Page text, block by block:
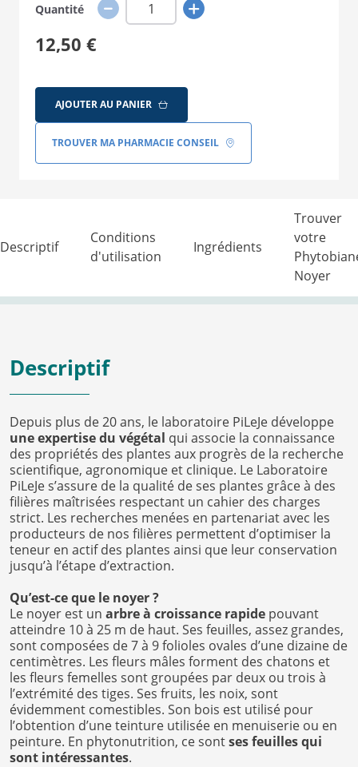
Quantité
12,50 €
AJOUTER AU PANIER
TROUVER MA PHARMACIE CONSEIL
Descriptif
Conditions
d'utilisation
Ingrédients
Trouver
votre
Noyer
Descriptif
Depuis plus de 20 ans, le laboratoire PiLeJe développe
une expertise du végétal qui associe la connaissance
des propriétés des plantes aux progrès de la recherche
scientifique, agronomique et clinique. Le Laboratoire
PiLeJe s’assure de la qualité de ses plantes grâce à des
filières maîtrisées respectant un cahier des charges
strict. Les recherches menées en partenariat avec les
producteurs de nos filières permettent d’optimiser la
teneur en actif des plantes ainsi que leur conservation
jusqu’à l’étape d’extraction.
Qu’est-ce que le noyer ?
Le noyer est un arbre à croissance rapide pouvant
atteindre 10 à 25 m de haut. Ses feuilles, assez grandes,
sont composées de 7 à 9 folioles ovales d’une dizaine de
centimètres. Les fleurs mâles forment des chatons et
les fleurs femelles sont groupées par deux ou trois à
l’extrémité des tiges. Ses fruits, les noix, sont
évidemment comestibles. Son bois est utilisé pour
l’obtention d’une teinture utilisée en menuiserie ou en
peinture. En phytonutrition, ce sontses feuilles qui
sont intéressantes.